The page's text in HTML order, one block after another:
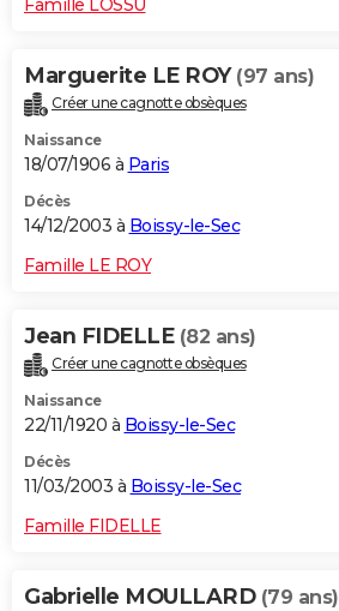
Famille LOSSU
Marguerite LE ROY (97 ans)
Créer une cagnotte obsèques
Naissance
18/07/1906 à Paris
Décès
14/12/2003 à Boissy-le-Sec
Famille LE ROY
Jean FIDELLE (82 ans)
Créer une cagnotte obsèques
Naissance
22/11/1920 à Boissy-le-Sec
Décès
11/03/2003 à Boissy-le-Sec
Famille FIDELLE
Gabrielle MOULLARD (79 ans)